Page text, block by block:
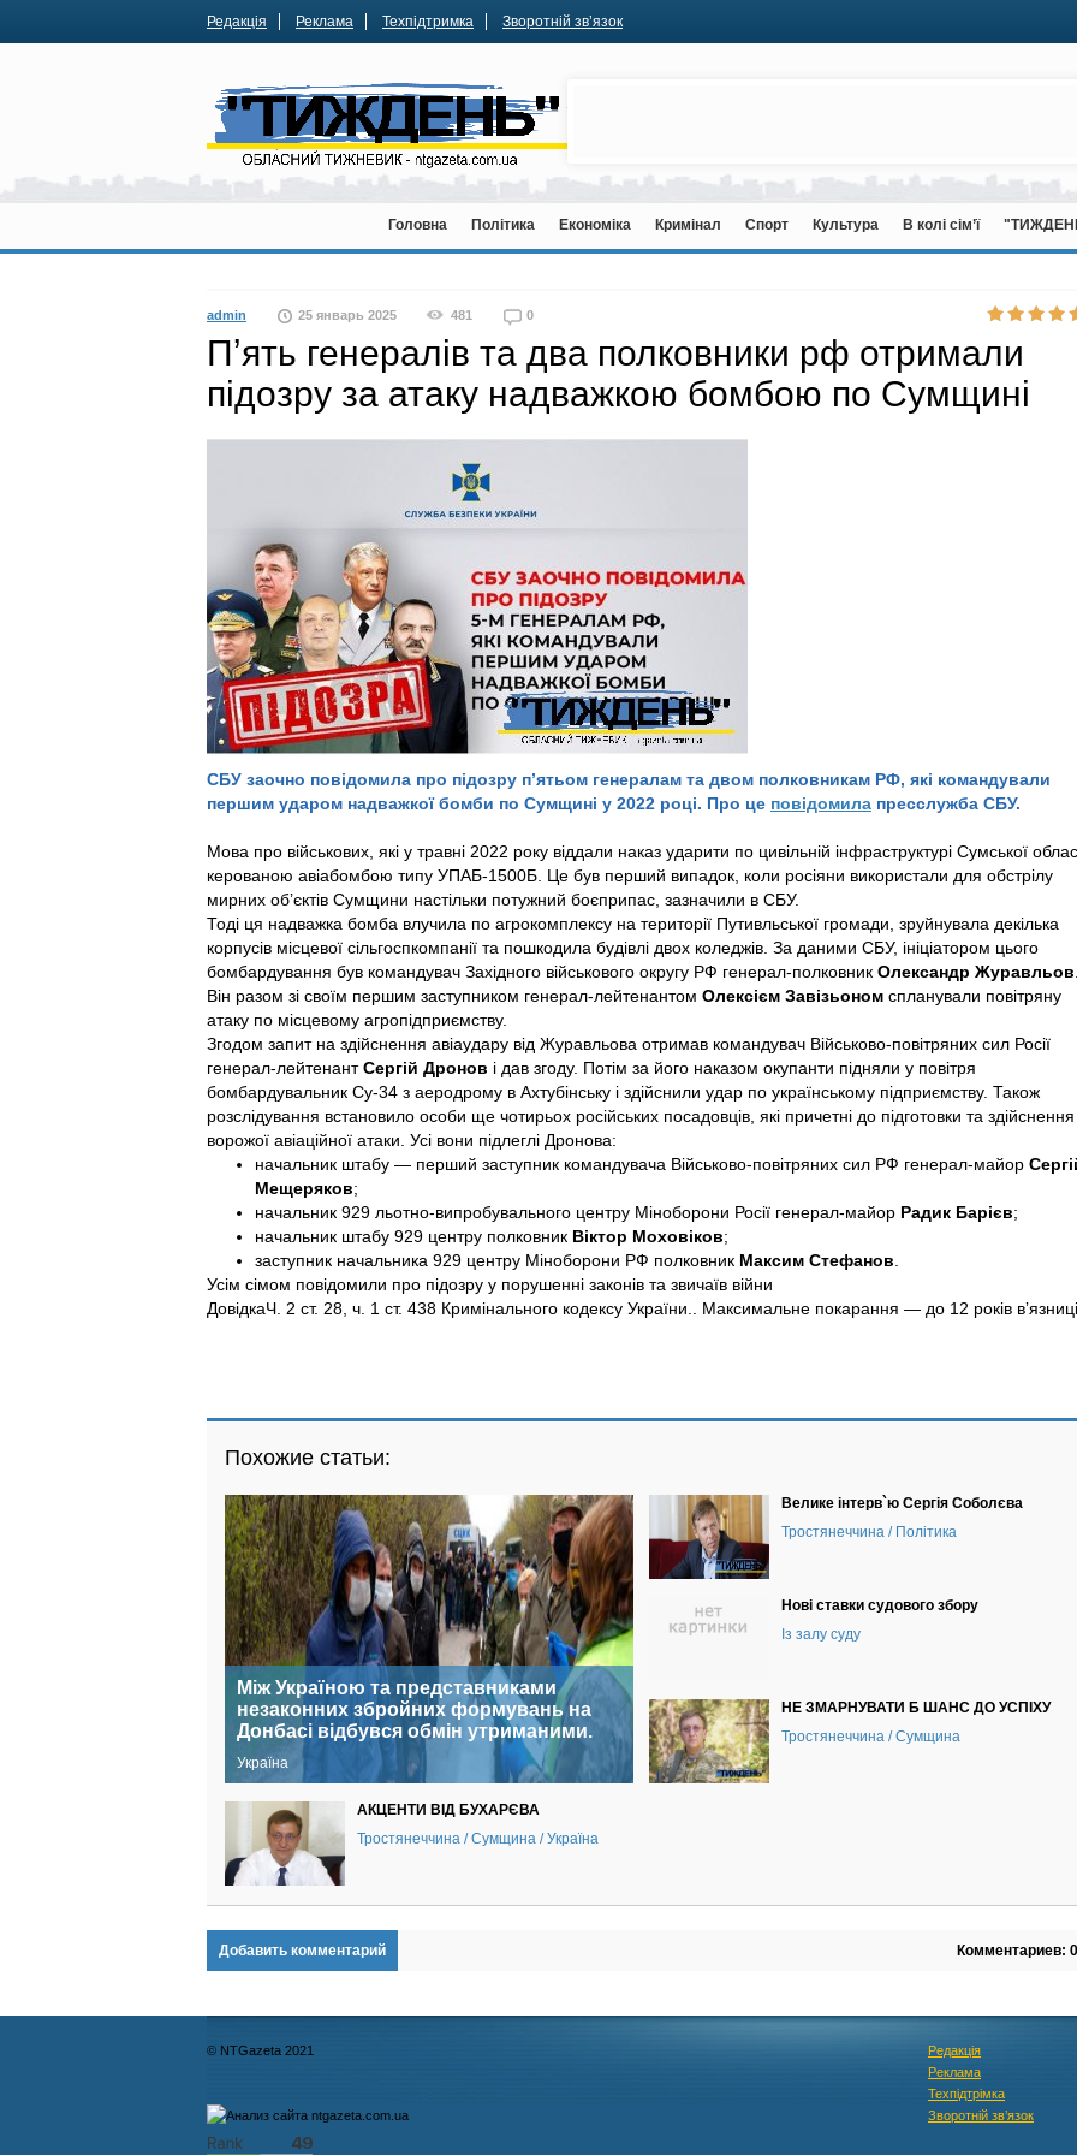
Редакція Реклама Техпідтримка Зворотній зв’язок
Головна Політика Економіка Кримінал Спорт Культура В колі сім’ї
admin 25 январь 2025 481 0
Пʼять генералів та два полковники рф отримали
підозру за атаку надважкою бомбою по Сумщині
СБУ заочно повідомила про підозру пʼятьом генералам та двом полковникам РФ, які командували
першим ударом надважкої бомби по Сумщині у 2022 році. Про це повідомила пресслужба СБУ.
Мова про військових, які у травні 2022 року віддали наказ ударити по цивільній інфраструктурі Сумської
керованою авіабомбою типу УПАБ-1500Б. Це був перший випадок, коли росіяни використали для обстрілу
мирних об’єктів Сумщини настільки потужний боєприпас, зазначили в СБУ.
Тоді ця надважка бомба влучила по агрокомплексу на території Путивльської громади, зруйнувала декілька
корпусів місцевої сільгоспкомпанії та пошкодила будівлі двох коледжів. За даними СБУ, ініціатором цього
бомбардування був командувач Західного військового округу РФ генерал-полковник Олександр Журавльов
Він разом зі своїм першим заступником генерал-лейтенантом Олексієм Завізьоном спланували повітряну
атаку по місцевому агропідприємству.
Згодом запит на здійснення авіаудару від Журавльова отримав командувач Військово-повітряних сил Росії
генерал-лейтенантСергій Дронов і дав згоду. Потім за його наказом окупанти підняли у повітря
бомбардувальник Су-34 з аеродрому в Ахтубінську і здійснили удар по українському підприємству. Також
розслідування встановило особи ще чотирьох російських посадовців, які причетні до підготовки та здійснення
ворожої авіаційної атаки. Усі вони підлеглі Дронова:
начальник штабу — перший заступник командувача Військово-повітряних сил РФ генерал-майор
Мещеряков;
начальник 929 льотно-випробувального центру Міноборони Росії генерал-майор Радик Барієв;
начальник штабу 929 центру полковник Віктор Моховіков;
заступник начальника 929 центру Міноборони РФ полковник Максим Стефанов
Усім сімом повідомили про підозру у порушенні законів та звичаїв війни
ДовідкаЧ. 2 ст. 28, ч. 1 ст. 438 Кримінального кодексу України.. Максимальне покарання — до 12 років
Похожие статьи:
Між Україною та представниками
незаконних збройних формувань на
Донбасі відбувся обмін утриманими.
Україна
Велике інтерв`ю Сергія Соболєва
Тростянеччина / Політика
Нові ставки судового збору
Із залу суду
НЕ ЗМАРНУВАТИ Б ШАНС ДО УСПІХУ
Тростянеччина / Сумщина
АКЦЕНТИ ВІД БУХАРЄВА
Тростянеччина / Сумщина / Україна
Комментариев: 0
Добавить комментарий
© NTGazeta 2021
Редакція
Реклама
Техпідтрімка
Зворотній зв’язок